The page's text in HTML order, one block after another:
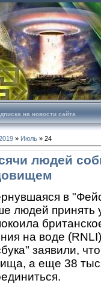
на новости сайта
» Июль » 24
людей
в
людей принять
на воде
заявили,
а еще 38